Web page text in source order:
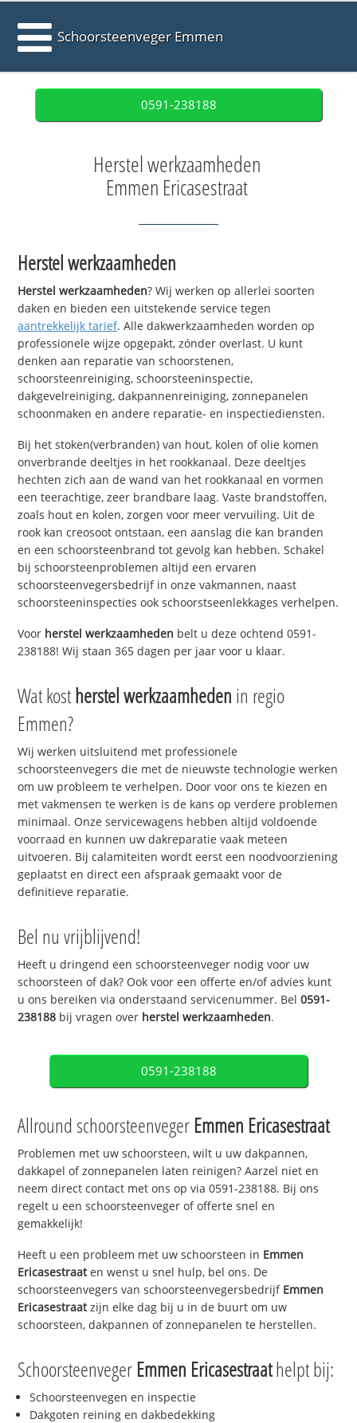
Schoorsteenveger Emmen
0591-238188
Herstel werkzaamheden
Emmen Ericasestraat
Herstel werkzaamheden
Herstel werkzaamheden? Wij werken op allerlei soorten
daken en bieden een uitstekende service tegen
aantrekkelijk tarief. Alle dakwerkzaamheden worden op
professionele wijze opgepakt, zónder overlast. U kunt
denken aan reparatie van schoorstenen,
schoorsteenreiniging, schoorsteeninspectie,
dakgevelreiniging, dakpannenreiniging, zonnepanelen
schoonmaken en andere reparatie- en inspectiediensten.
Bij het stoken(verbranden) van hout, kolen of olie komen
onverbrande deeltjes in het rookkanaal. Deze deeltjes
hechten zich aan de wand van het rookkanaal en vormen
een teerachtige, zeer brandbare laag. Vaste brandstoffen,
zoals hout en kolen, zorgen voor meer vervuiling. Uit de
rook kan creosoot ontstaan, een aanslag die kan branden
en een schoorsteenbrand tot gevolg kan hebben. Schakel
bij schoorsteenproblemen altijd een ervaren
schoorsteenvegersbedrijf in onze vakmannen, naast
schoorsteeninspecties ook schoorstseenlekkages verhelpen.
Voor herstel werkzaamheden belt u deze ochtend 0591-
238188! Wij staan 365 dagen per jaar voor u klaar.
Wat kostherstel werkzaamheden in regio
Emmen?
Wij werken uitsluitend met professionele
schoorsteenvegers die met de nieuwste technologie werken
om uw probleem te verhelpen. Door voor ons te kiezen en
met vakmensen te werken is de kans op verdere problemen
minimaal. Onze servicewagens hebben altijd voldoende
voorraad en kunnen uw dakreparatie vaak meteen
uitvoeren. Bij calamiteiten wordt eerst een noodvoorziening
geplaatst en direct een afspraak gemaakt voor de
definitieve reparatie.
Bel nu vrijblijvend!
Heeft u dringend een schoorsteenveger nodig voor uw
schoorsteen of dak? Ook voor een offerte en/of advies kunt
u ons bereiken via onderstaand servicenummer. Bel0591-
238188 bij vragen over herstel werkzaamheden.
0591-238188
Allround schoorsteenveger Emmen Ericasestraat
Problemen met uw schoorsteen, wilt u uw dakpannen,
dakkapel of zonnepanelen laten reinigen? Aarzel niet en
neem direct contact met ons op via 0591-238188. Bij ons
regelt u een schoorsteenveger of offerte snel en
gemakkelijk!
Heeft u een probleem met uw schoorsteen in Emmen
Ericasestraaten wenst u snel hulp, bel ons. De
schoorsteenvegers van schoorsteenvegersbedrijf Emmen
Ericasestraatzijn elke dag bij u in de buurt om uw
schoorsteen, dakpannen of zonnepanelen te herstellen.
Schoorsteenveger Emmen Ericasestraathelpt bij:
Schoorsteenvegen en inspectie
Dakgoten reining en dakbedekking